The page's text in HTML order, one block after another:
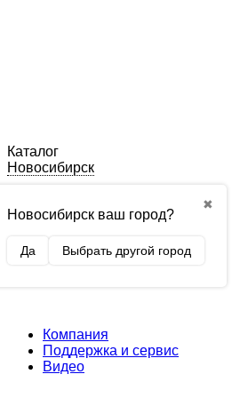
Каталог
Новосибирск
✖
Новосибирск ваш город?
Да Выбрать другой город
Компания
Поддержка и сервис
Видео